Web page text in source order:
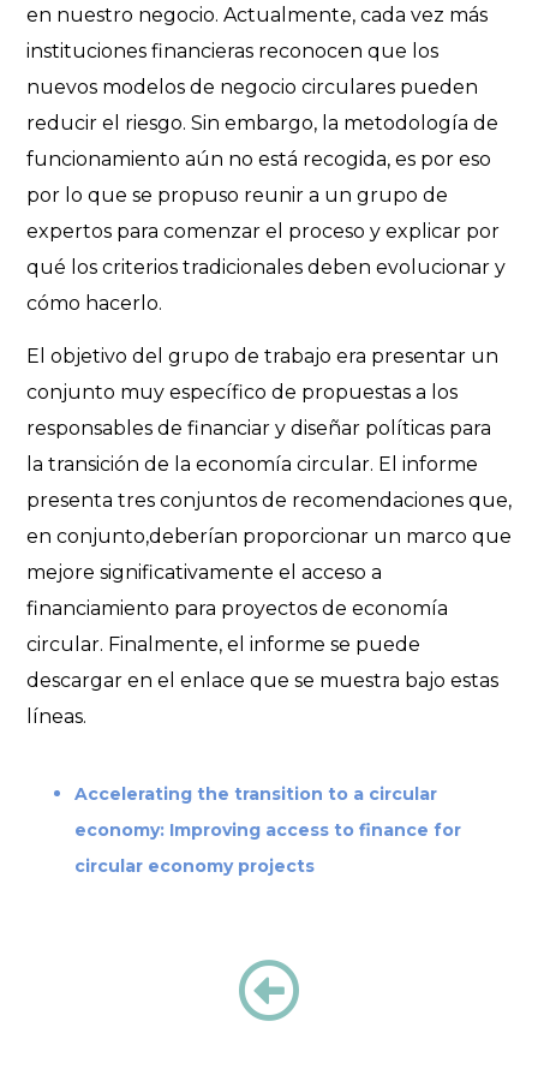
en nuestro negocio. Actualmente, cada vez más
instituciones financieras reconocen que los
nuevos modelos de negocio circulares pueden
reducir el riesgo. Sin embargo, la metodología de
funcionamiento aún no está recogida, es por eso
por lo que se propuso reunir a un grupo de
expertos para comenzar el proceso y explicar por
qué los criterios tradicionales deben evolucionar y
cómo hacerlo.
El objetivo del grupo de trabajo era presentar un
conjunto muy específico de propuestas a los
responsables de financiar y diseñar políticas para
la transición de la economía circular. El informe
presenta tres conjuntos de recomendaciones que,
en conjunto,deberían proporcionar un marco que
mejore significativamente el acceso a
financiamiento para proyectos de economía
circular. Finalmente, el informe se puede
descargar en el enlace que se muestra bajo estas
líneas.
Accelerating the transition to a circular
economy: Improving access to finance for
circular economy projects